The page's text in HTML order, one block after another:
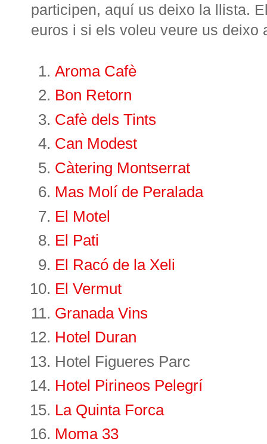
participen, aquí us deixo la llista.
euros i si els voleu veure us deixo
Aroma Cafè
Bon Retorn
Cafè dels Tints
Can Modest
Càtering Montserrat
Mas Molí de Peralada
El Motel
El Pati
El Racó de la Xeli
El Vermut
Granada Vins
Hotel Duran
Hotel Figueres Parc
Hotel Pirineos Pelegrí
La Quinta Forca
Moma 33